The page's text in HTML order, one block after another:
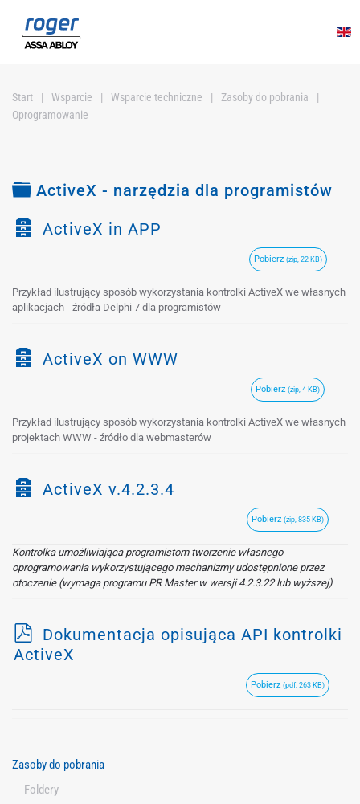
Przejdź do głównej treści
Start Wsparcie Wsparcie techniczne
Zasoby do pobrania
Oprogramowanie
Folder
ActiveX - narzędzia dla programistów
Z
c
h
j
ActiveX in APP
Pobierz (zip, 22 KB)
Przykład ilustrujący sposób wykorzystania kontrolki ActiveX we własnych
aplikacjach - źródła Delphi 7 dla programistów
Z
c
h
j
ActiveX on WWW
Pobierz (zip, 4 KB)
Przykład ilustrujący sposób wykorzystania kontrolki ActiveX we własnych
projektach WWW - źródło dla webmasterów
Z
c
h
i
z
ActiveX v.4.2.3.4
Pobierz (zip, 835 KB)
Kontrolka umożliwiająca programistom tworzenie własnego
oprogramowania wykorzystującego mechanizmy udostępnione przez
otoczenie (wymaga programu PR Master w wersji 4.2.3.22 lub wyższej)
p
d
Dokumentacja opisująca API kontrolki
ActiveX
Pobierz (pdf, 263 KB)
Zasoby do pobrania
Foldery